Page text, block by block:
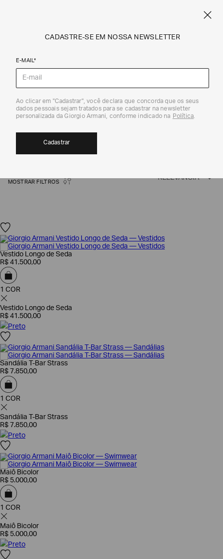
Giorgio Armani
FEMININO
MOSTRAR FILTROS
RELEVÂNCIA
Vestido Longo de Seda
R$ 41 .500,00
1 COR
Vestido Longo de Seda
R$ 41 .500,00
Preto
Sandália T-Bar Strass
R$ 7.850,00
1 COR
Sandália T-Bar Strass
R$ 7.850,00
Preto
Maiô Bicolor
R$ 5.000,00
1 COR
Maiô Bicolor
R$ 5.000,00
Preto
CADASTRE-SE EM NOSSA NEWSLETTER
E-MAIL*
Ao clicar em "Cadastrar", você declara que concorda que os seus
dados pessoais sejam tratados para se cadastrar na newsletter
personalizada da Giorgio Armani, conforme indicado na Política.
Cadastrar
Poderia
nos
contar
mais
sobre
você?
NOME*
SOBRENOME*
DATA
NASCIMENTO*